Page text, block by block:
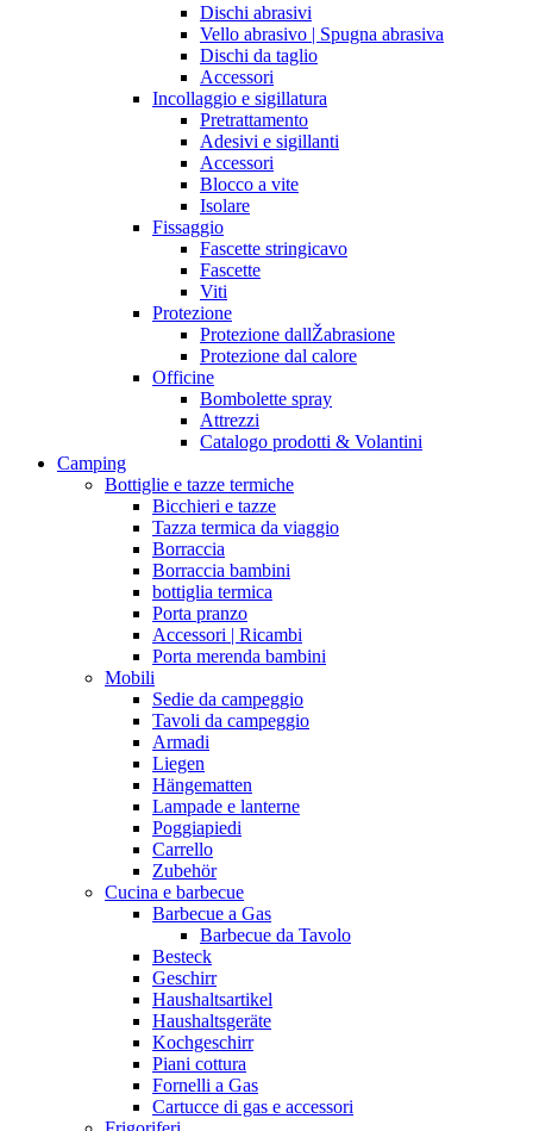
Dischi abrasivi
Vello abrasivo | Spugna abrasiva
Dischi da taglio
Accessori
Incollaggio e sigillatura
Pretrattamento
Adesivi e sigillanti
Accessori
Blocco a vite
Isolare
Fissaggio
Fascette stringicavo
Fascette
Viti
Protezione
Protezione dallŽabrasione
Protezione dal calore
Officine
Bombolette spray
Attrezzi
Catalogo prodotti & Volantini
Camping
Bottiglie e tazze termiche
Bicchieri e tazze
Tazza termica da viaggio
Borraccia
Borraccia bambini
bottiglia termica
Porta pranzo
Accessori | Ricambi
Porta merenda bambini
Mobili
Sedie da campeggio
Tavoli da campeggio
Armadi
Liegen
Hängematten
Lampade e lanterne
Poggiapiedi
Carrello
Zubehör
Cucina e barbecue
Barbecue a Gas
Barbecue da Tavolo
Besteck
Geschirr
Haushaltsartikel
Haushaltsgeräte
Kochgeschirr
Piani cottura
Fornelli a Gas
Cartucce di gas e accessori